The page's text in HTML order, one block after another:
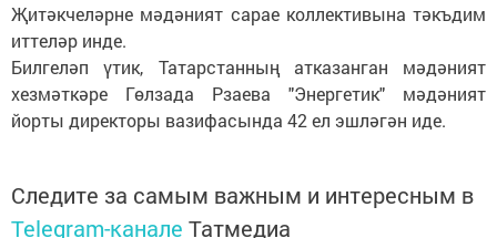
Җитәкчеләрне мәдәният сарае коллективына тәкъдим
иттеләр инде.
Билгеләп үтик, Татарстанның атказанган мәдәният
хезмәткәре Гөлзада Рзаева "Энергетик" мәдәният
йорты директоры вазифасында 42 ел эшләгән иде.
Следите за самым важным и интересным в
Telegram-канале Татмедиа